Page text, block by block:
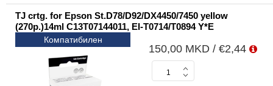
TJ crtg. for Epson St.D78/D92/DX4450/7450 yellow
(270p.)14ml C13T07144011, EI-T0714/T0894 Y*E
Компатибилен
150,00 MKD / €2,44